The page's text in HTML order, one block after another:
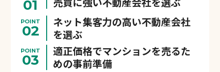
01
POINT
02
ネット集客力の高い不動産会社
を選ぶ
POINT
03
適正価格でマンションを売るた
めの事前準備